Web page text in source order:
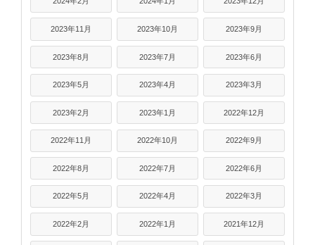
2023年11月 2023年10月 2023年9月
2023年8月 2023年7月 2023年6月
2023年5月 2023年4月 2023年3月
2023年2月 2023年1月 2022年12月
2022年11月 2022年10月 2022年9月
2022年8月 2022年7月 2022年6月
2022年5月 2022年4月 2022年3月
2022年2月 2022年1月 2021年12月